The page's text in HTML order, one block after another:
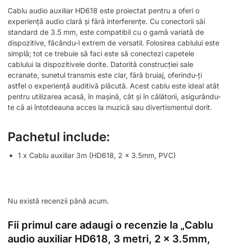
Cablu audio auxiliar HD618 este proiectat pentru a oferi o
experiență audio clară și fără interferențe. Cu conectorii săi
standard de 3.5 mm, este compatibil cu o gamă variată de
dispozitive, făcându-l extrem de versatil. Folosirea cablului este
simplă; tot ce trebuie să faci este să conectezi capetele
cablului la dispozitivele dorite. Datorită construcției sale
ecranate, sunetul transmis este clar, fără bruiaj, oferindu-ți
astfel o experiență auditivă plăcută. Acest cablu este ideal atât
pentru utilizarea acasă, în mașină, cât și în călătorii, asigurându-
te că ai întotdeauna acces la muzică sau divertismentul dorit.
Pachetul include:
1 x Cablu auxiliar 3m (HD618, 2 x 3.5mm, PVC)
Nu există recenzii până acum.
Fii primul care adaugi o recenzie la „Cablu
audio auxiliar HD618, 3 metri, 2 x 3.5mm,